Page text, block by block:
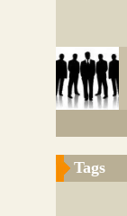
Tags